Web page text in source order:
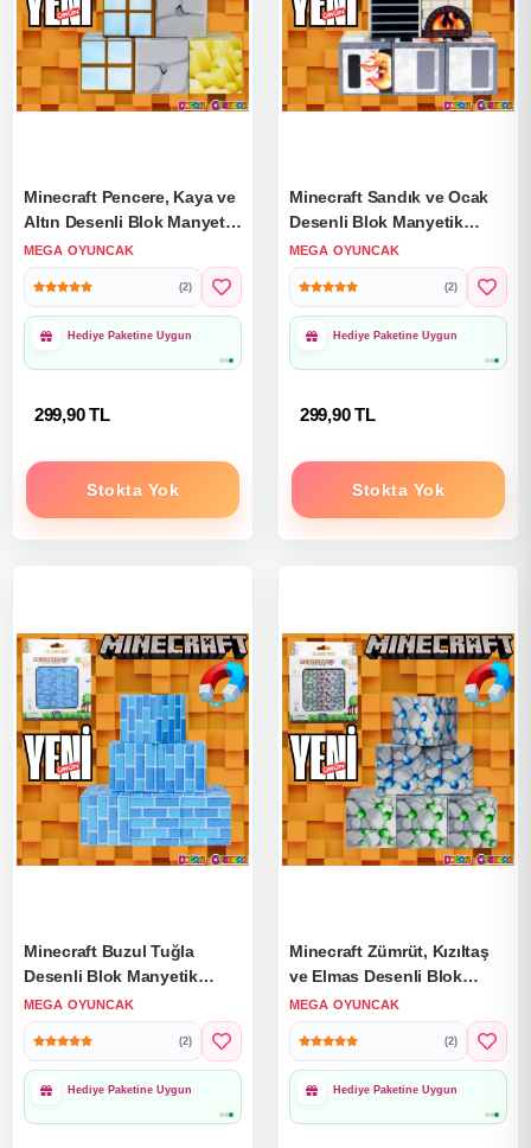
Minecraft Pencere, Kaya ve
Altın Desenli Blok Manyetik
Lego Minecraft Manyetik
Lego Minecraft Lego
Megnetic Blocks
MEGA OYUNCAK
(2)
1000₺ Üzeri Ücretsiz
Kargo
299,90 TL
Stokta Yok
Minecraft Sandık ve Ocak
Desenli Blok Manyetik
Lego Minecraft Manyetik
Lego Minecraft Lego
Megnetic Blocks
MEGA OYUNCAK
(2)
1000₺ Üzeri Ücretsiz
Kargo
299,90 TL
Stokta Yok
Minecraft Buzul Tuğla
Desenli Blok Manyetik
Lego Minecraft Manyetik
Lego Minecraft Lego
Megnetic Blocks
MEGA OYUNCAK
(2)
1000₺ Üzeri Ücretsiz
Kargo
Minecraft Zümrüt, Kızıltaş
ve Elmas Desenli Blok
Manyetik Lego Minecraft
Manyetik Lego Minecraft
Lego Megnetic Blocks
MEGA OYUNCAK
(2)
1000₺ Üzeri Ücretsiz
Kargo